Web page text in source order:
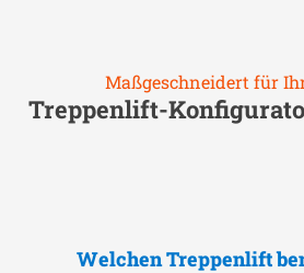
Maßgeschneidert für
Treppenlift-
Welchen Treppenlift